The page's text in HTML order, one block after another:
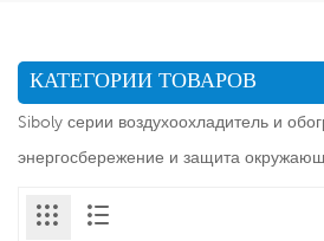
КАТЕГОРИИ ТОВАРОВ
Siboly серии воздухоохладитель и
энергосбережение и защита